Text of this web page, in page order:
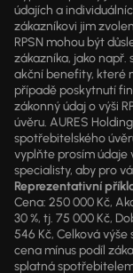
údajích a
zákazníkovi jim
RPSN mohou být
zákazníka, jako
akční benefity, které
případě poskytnutí
zákonný údaj o výši
úvěru. AURES
spotřebitelského
vyplňte prosím údaje
specialisty, aby pro
Reprezentativní
Cena: 250 000 Kč,
30 %, tj. 75 000 Kč,
546 Kč, Celková
cena mínus podíl
splatná